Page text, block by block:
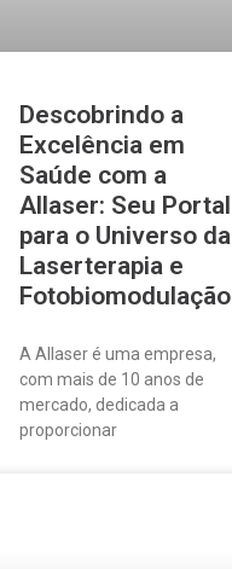
Descobrindo a
Excelência em
Saúde com a
Allaser: Seu Portal
para o Universo da
Laserterapia e
Fotobiomodulação
A Allaser é uma empresa,
com mais de 10 anos de
mercado, dedicada a
proporcionar